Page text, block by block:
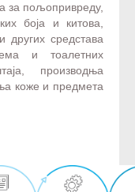
за пољопривреду,
боја и китова,
других средстава
и тоалетних
производња
коже и предмета